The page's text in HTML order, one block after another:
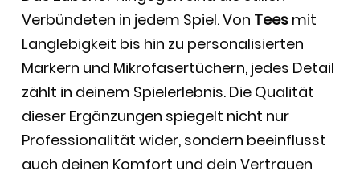
Verbündeten in jedem Spiel. Von Tees mit
Langlebigkeit bis hin zu personalisierten
Markern und Mikrofasertüchern, jedes Detail
zählt in deinem Spielerlebnis. Die Qualität
dieser Ergänzungen spiegelt nicht nur
Professionalität wider, sondern beeinflusst
auch deinen Komfort und dein Vertrauen